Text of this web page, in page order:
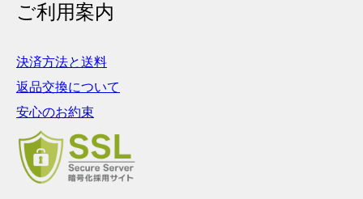
ご利用案内
決済方法と送料
返品交換について
安心のお約束